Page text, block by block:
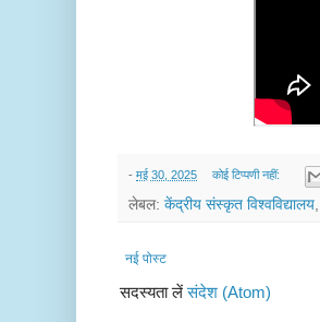
- मई 30, 2025 कोई टिप्पणी नहीं:
लेबल: केंद्रीय संस्कृत विश्वविद्यालय
नई पोस्ट
सदस्यता लेंसंदेश (Atom)